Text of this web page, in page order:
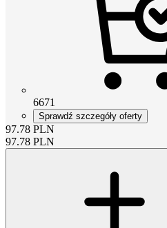
6671
Sprawdź szczegóły oferty
97.78 PLN
97.78 PLN